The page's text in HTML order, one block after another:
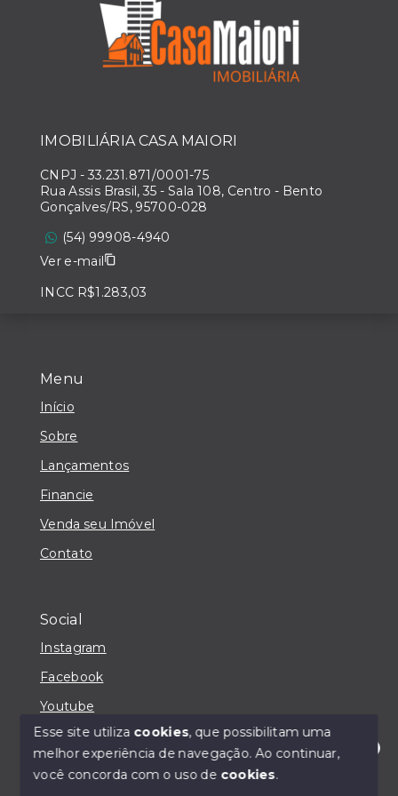
Olá! Estou disponível para te ajudar.
Menu
Início
Sobre
Lançamentos
Financie
Venda seu Imóvel
Contato
Social
Instagram
Facebook
Youtube
© Copyright 2026 - IMOBILIÁRIA CASA MAIORI -
IMOBILIÁRIA CASA MAIORI
CNPJ - 33.231.871/0001-75
Rua Assis Brasil, 35 - Sala 108, Centro - Bento
Gonçalves/RS, 95700-028
(54) 99908-4940
Ver e-mail
INCC R$1.283,03
Esse site utiliza cookies, que possibilitam uma
melhor experiência de navegação.Ao continuar,
você concorda com o uso de cookies.